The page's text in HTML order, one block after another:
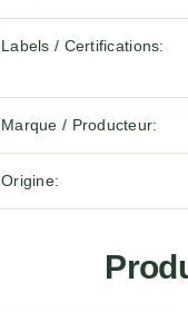
Labels / Certifications
Marque / Producteur
Origine